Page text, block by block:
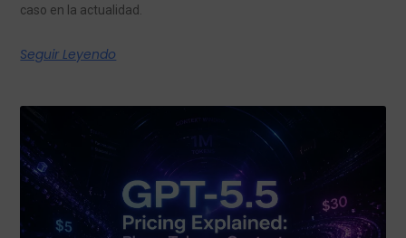
caso en la actualidad.
Seguir Leyendo